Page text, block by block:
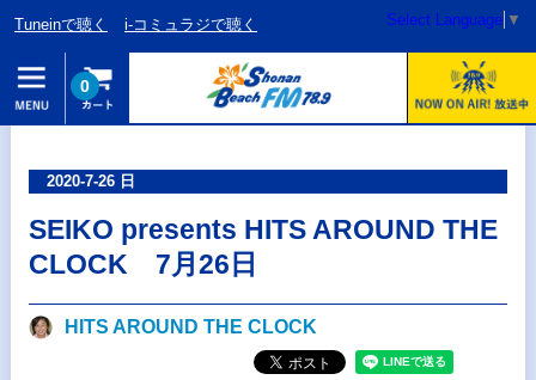
Tuneinで聴く i-コミュラジで聴く Select Language ▼
0
2020-7-26 日
SEIKO presents HITS AROUND THE
CLOCK 7月26日
HITS AROUND THE CLOCK